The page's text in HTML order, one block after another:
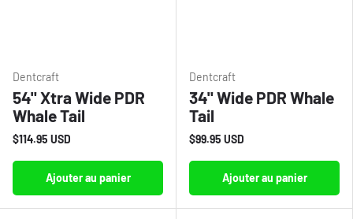
Dentcraft
54" Xtra Wide PDR
Whale Tail
$114.95 USD
Ajouter au panier
Dentcraft
34" Wide PDR Whale
Tail
$99.95 USD
Ajouter au panier